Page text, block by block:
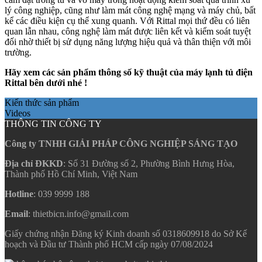
lý công nghiệp, cũng như làm mát công nghệ mạng và máy chủ, bất
kể các điều kiện cụ thể xung quanh. Với Rittal mọi thứ đều có liên
quan lẫn nhau, công nghệ làm mát được liên kết và kiểm soát tuyệt
đối nhờ thiết bị sử dụng năng lượng hiệu quả và thân thiện với môi
trường.
Hãy xem các sản phẩm thông số kỹ thuật của máy lạnh tủ điện
Rittal bên dưới nhé !
Kiến thức sản phẩm
Videos
THÔNG TIN CÔNG TY
Công ty TNHH GIẢI PHÁP CÔNG NGHIỆP SÁNG TẠO
Địa chỉ ĐKKD: Số 31 Đường số 2, Phường Bình Hưng Hòa,
Thành phố Hồ Chí Minh, Việt Nam
Hotline: 039 9999 188
Email: thietbicn.info@gmail.com
Giấy chứng nhận Đăng ký Kinh doanh số 0318609918 do Sở Kế
hoạch và Đầu tư Thành phố HCM cấp ngày 07/08/2024